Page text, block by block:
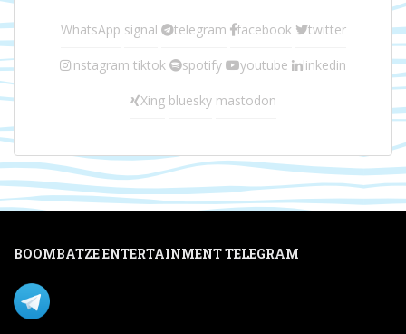
WhatsApp signal telegram facebook twitter
instagram tiktok spotify youtube linkedin
Xing bluesky mastodon
BOOMBATZE ENTERTAINMENT TELEGRAM